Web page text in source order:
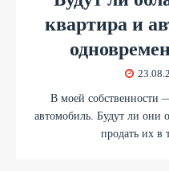
квартира и
В моей собственности
автомобиль. Будут ли они
продать их в